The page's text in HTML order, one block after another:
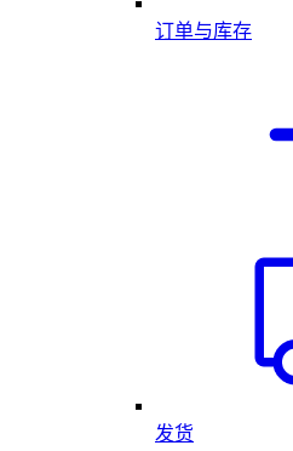
订单与库存
发货